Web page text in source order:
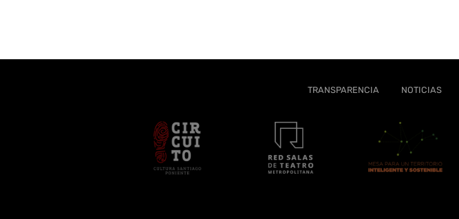
TRANSPARENCIA NOTICIAS